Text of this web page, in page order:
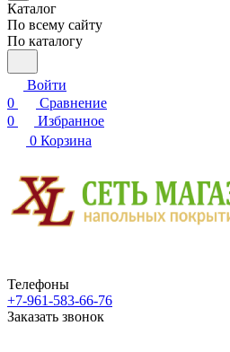
Каталог
По всему сайту
По каталогу
Войти
0
Сравнение
0
Избранное
0 Корзина
Телефоны
+7-961-583-66-76
Заказать звонок